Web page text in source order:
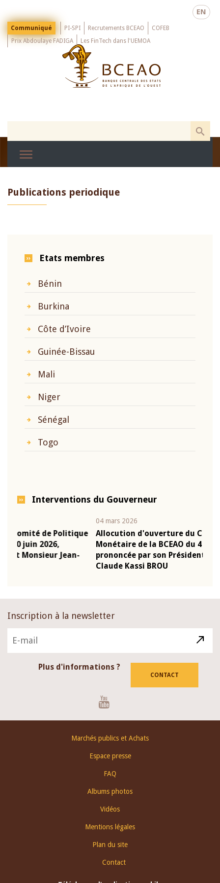
main
EN
Menu
Top
Communiqué PI-SPI Recrutements BCEAO
COFEB
Prix Abdoulaye FADIGA
Les FinTech dans l'UEMOA
Publications periodique
Etats membres
Bénin
Burkina
Côte d’Ivoire
Guinée-Bissau
Mali
Niger
Sénégal
Togo
Interventions du Gouverneur
Allocution d'ouverture du Comité de Politique
Monétaire de la BCEAO du 4 mars 2026,
prononcée par son Président Monsieur Jean-
Inscription à la newsletter
Plus d'informations ?
CONTACT
Marchés publics et Achats
Espace presse
FAQ
Albums photos
Vidéos
Mentions légales
Plan du site
Contact